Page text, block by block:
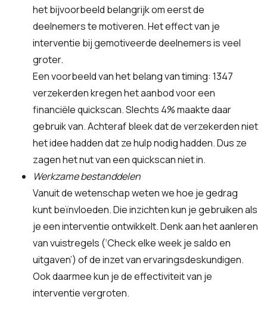
het bijvoorbeeld belangrijk om eerst de
deelnemers te motiveren. Het effect van je
interventie bij gemotiveerde deelnemers is veel
groter.
Een voorbeeld van het belang van timing: 1347
verzekerden kregen het aanbod voor een
financiële quickscan. Slechts 4% maakte daar
gebruik van. Achteraf bleek dat de verzekerden niet
het idee hadden dat ze hulp nodig hadden. Dus ze
zagen het nut van een quickscan niet in.
Werkzame bestanddelen
Vanuit de wetenschap weten we hoe je gedrag
kunt beïnvloeden. Die inzichten kun je gebruiken als
je een interventie ontwikkelt. Denk aan het aanleren
van vuistregels (‘Check elke week je saldo en
uitgaven’) of de inzet van ervaringsdeskundigen.
Ook daarmee kun je de effectiviteit van je
interventie vergroten.